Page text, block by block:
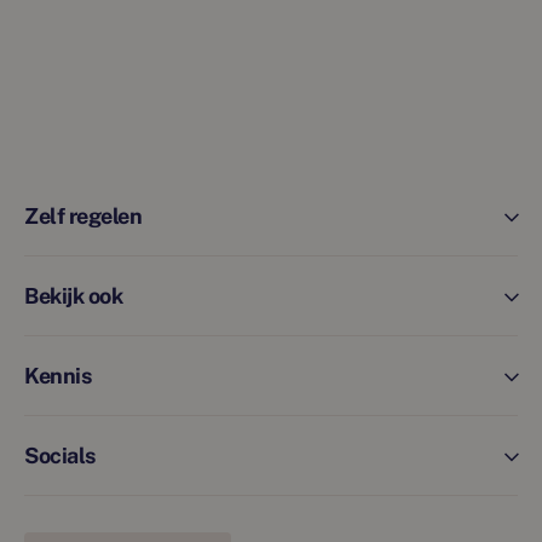
Zelf regelen
Bekijk ook
Kennis
Socials